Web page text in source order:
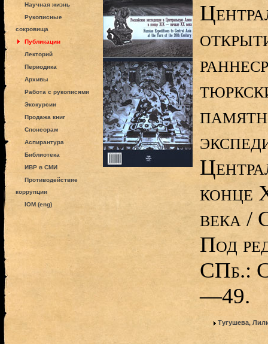
Научная жизнь
Рукописные
сокровища
Публикации
Лекторий
Периодика
Архивы
Работа с рукописями
Экскурсии
Продажа книг
Спонсорам
Аспирантура
Библиотека
ИВР в СМИ
Противодействие
коррупции
IOM (eng)
конце
века /
Под
СПб.:
—49.
Тугушева,